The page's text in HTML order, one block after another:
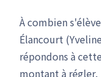
À combien
Élancourt
répondons à
montant à